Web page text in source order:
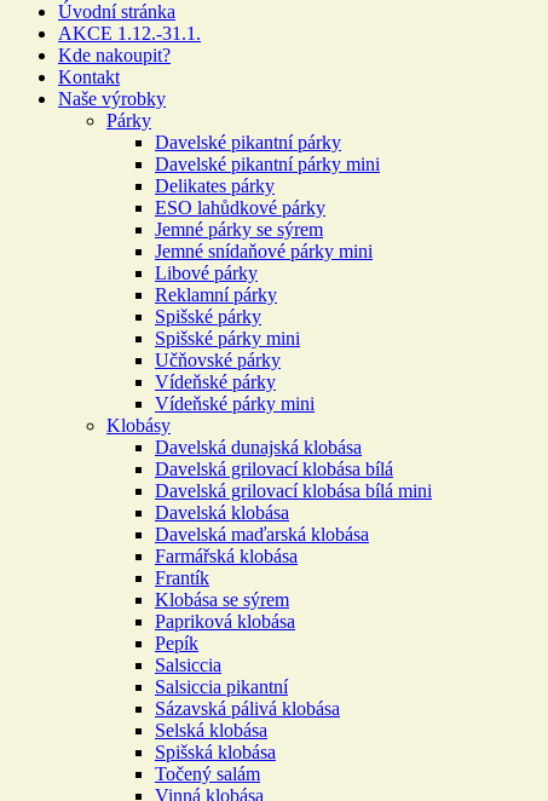
Úvodní stránka
AKCE 1.12.-31.1.
Kde nakoupit?
Kontakt
Naše výrobky
Párky
Davelské pikantní párky
Davelské pikantní párky mini
Delikates párky
ESO lahůdkové párky
Jemné párky se sýrem
Jemné snídaňové párky mini
Libové párky
Reklamní párky
Spišské párky
Spišské párky mini
Učňovské párky
Vídeňské párky
Vídeňské párky mini
Klobásy
Davelská dunajská klobása
Davelská grilovací klobása bílá
Davelská grilovací klobása bílá mini
Davelská klobása
Davelská maďarská klobása
Farmářská klobása
Frantík
Klobása se sýrem
Papriková klobása
Pepík
Salsiccia
Salsiccia pikantní
Sázavská pálivá klobása
Selská klobása
Spišská klobása
Točený salám
Vinná klobása